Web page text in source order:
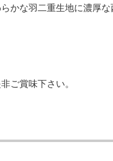
かな羽二重生地に濃厚
ご賞味下さい。